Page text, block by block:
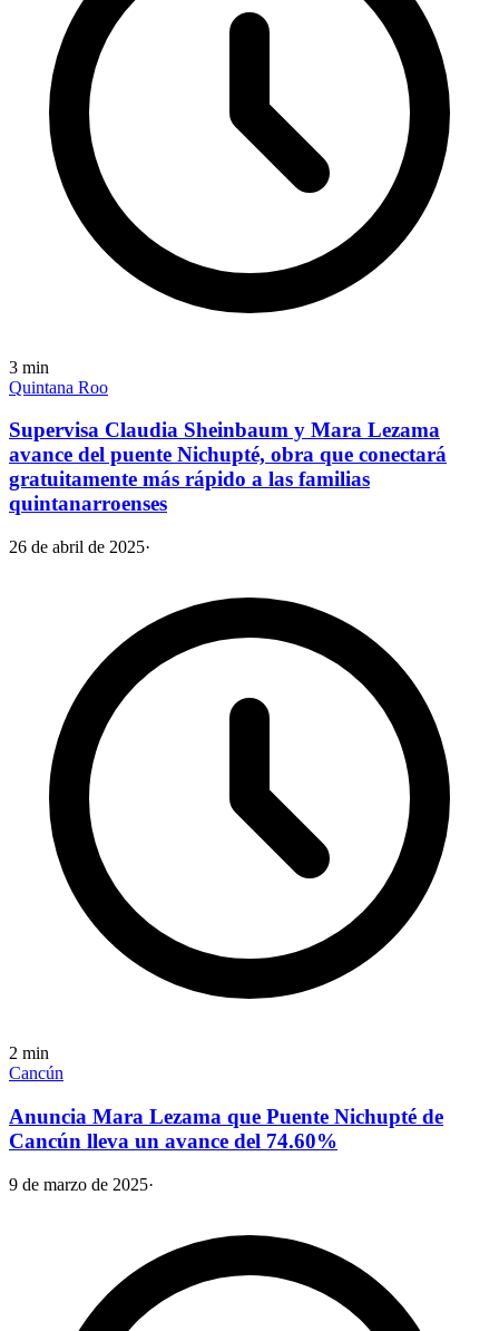
3 min
Quintana Roo
Supervisa Claudia Sheinbaum y Mara Lezama
avance del puente Nichupté, obra que conectará
gratuitamente más rápido a las familias
quintanarroenses
26 de abril de 2025·
2 min
Cancún
Anuncia Mara Lezama que Puente Nichupté de
Cancún lleva un avance del 74.60%
9 de marzo de 2025·